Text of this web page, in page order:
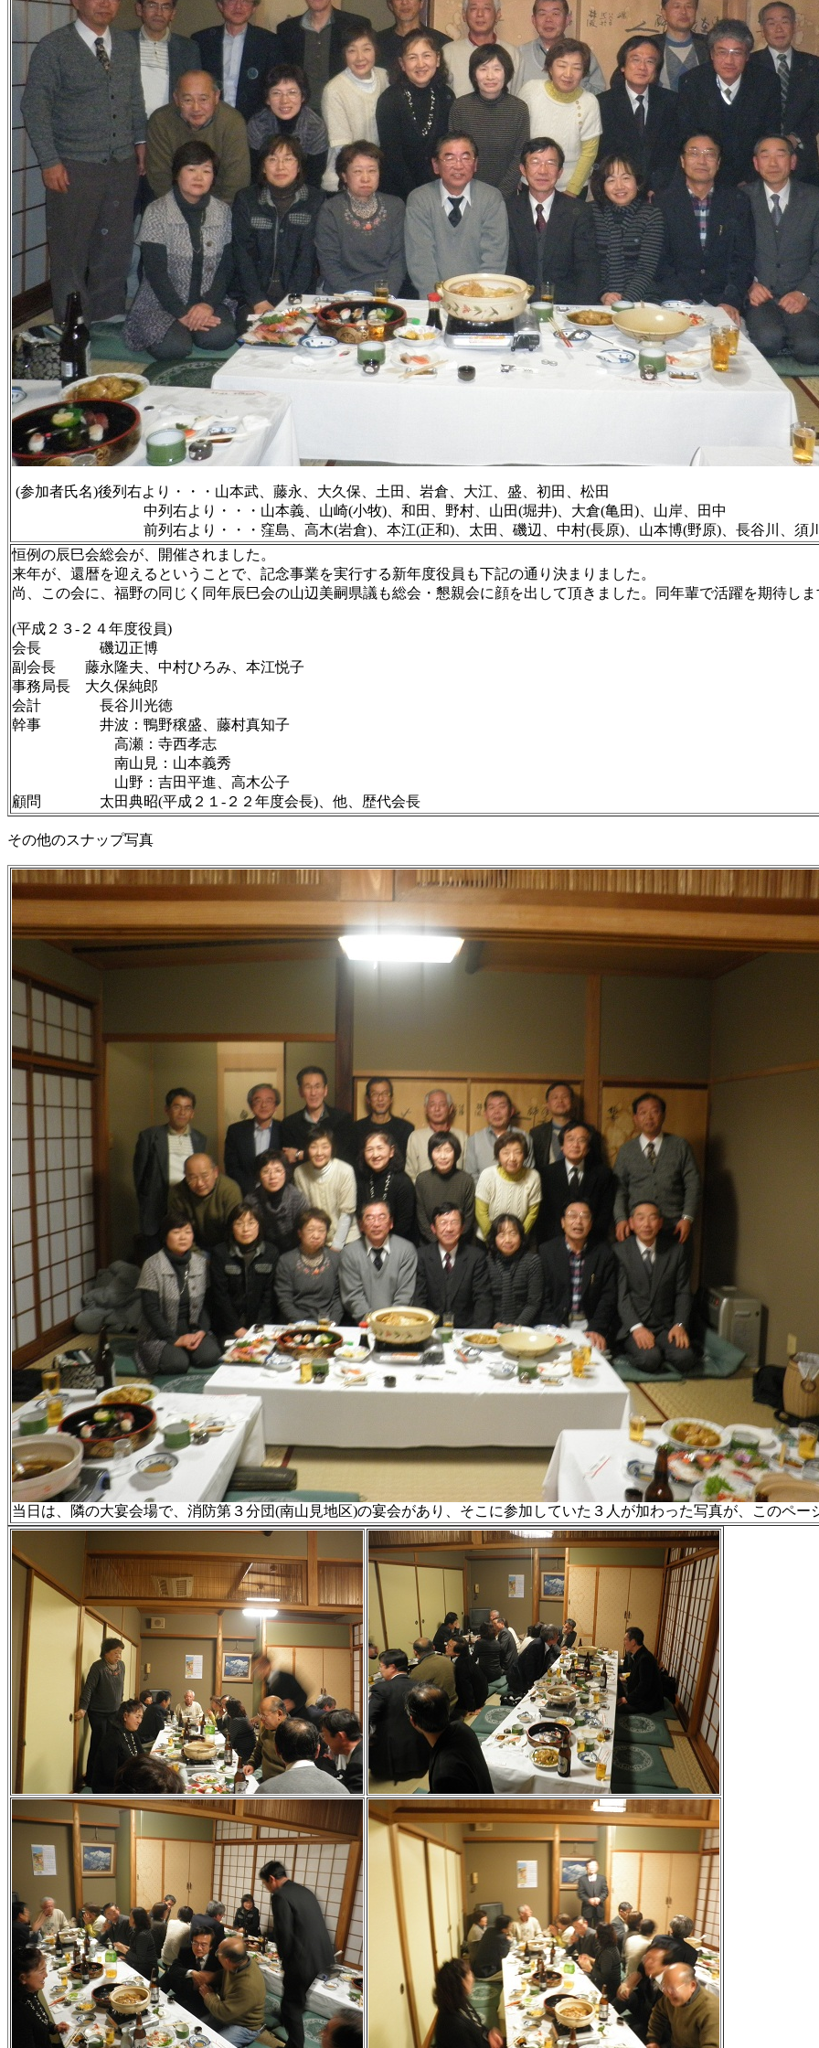
(参加者氏名)後列右より・・・山本武、藤永、大久保、土田、岩倉、大江、盛、初田、松田
中列右より・・・山本義、山崎(小牧)、和田、野村、山田(堀井)、大倉(亀田)、山岸、田中
前列右より・・・窪島、高木(岩倉)、本江(正和)、太田、磯辺、中村(長原)、山本博(野原)、長谷川、須
恒例の辰巳会総会が、開催されました。
来年が、還暦を迎えるということで、記念事業を実行する新年度役員も下記の通り決まりました。
尚、この会に、福野の同じく同年辰巳会の山辺美嗣県議も総会・懇親会に顔を出して頂きました。同年輩で活躍を期待し
(平成２３-２４年度役員)
会長 磯辺正博
副会長 藤永隆夫、中村ひろみ、本江悦子
事務局長 大久保純郎
会計 長谷川光徳
幹事 井波：鴨野穣盛、藤村真知子
高瀬：寺西孝志
南山見：山本義秀
山野：吉田平進、高木公子
顧問 太田典昭(平成２１-２２年度会長)、他、歴代会長
その他のスナップ写真
当日は、隣の大宴会場で、消防第３分団(南山見地区)の宴会があり、そこに参加していた３人が加わった写真が、このペー